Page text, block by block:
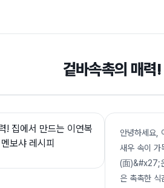
겉바속촉의 매력
안녕하세요,
새우 속이 가
(面)&#x27;
은 촉촉한